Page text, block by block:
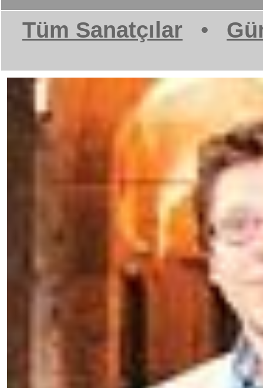
Tüm Sanatçılar •